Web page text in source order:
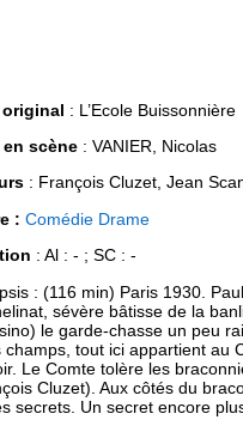
: L’Ecole Buissonnière
en scène : VANIER, Nicolas
: François Cluzet, Jean
: Comédie Drame
: Al : - ; SC : -
: (116 min) Paris 1930.
sévère bâtisse de la
le garde-chasse un peu
champs, tout ici appartient au
Le Comte tolère les
Cluzet). Aux côtés du
secrets. Un secret encore